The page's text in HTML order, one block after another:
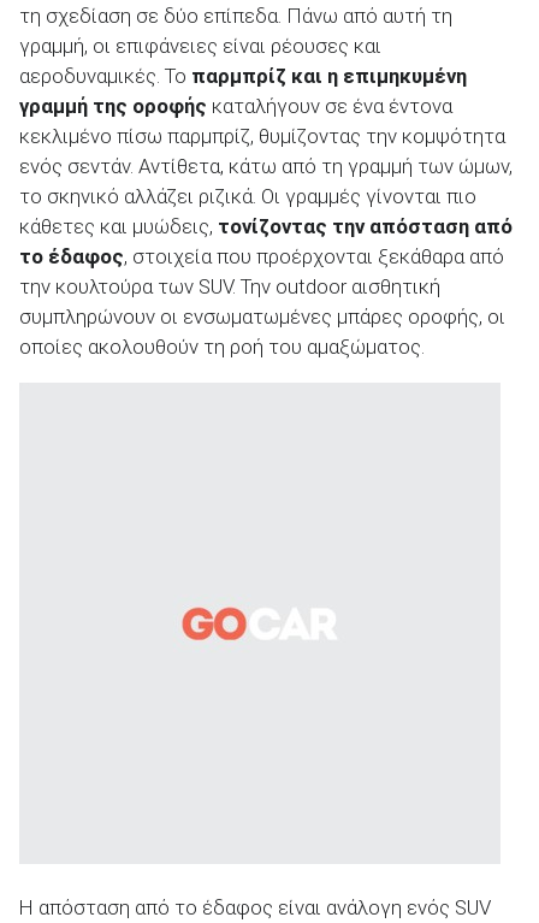
τη σχεδίαση σε δύο επίπεδα. Πάνω από αυτή τη
γραμμή, οι επιφάνειες είναι ρέουσες και
αεροδυναμικές. Το παρμπρίζ και η επιμηκυμένη
γραμμή της οροφής καταλήγουν σε ένα έντονα
κεκλιμένο πίσω παρμπρίζ, θυμίζοντας την κομψότητα
ενός σεντάν. Αντίθετα, κάτω από τη γραμμή των ώμων,
το σκηνικό αλλάζει ριζικά. Οι γραμμές γίνονται πιο
κάθετες και μυώδεις, τονίζοντας την απόσταση από
το έδαφος, στοιχεία που προέρχονται ξεκάθαρα από
την κουλτούρα των SUV. Την outdoor αισθητική
συμπληρώνουν οι ενσωματωμένες μπάρες οροφής, οι
οποίες ακολουθούν τη ροή του αμαξώματος.
Η απόσταση από το έδαφος είναι ανάλογη ενός SUV